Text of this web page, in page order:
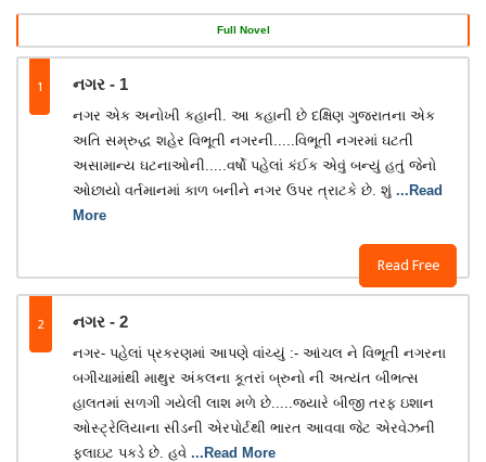
Full Novel
1 નગર - 1
Read Free
નગર એક અનોખી કહાની. આ કહાની છે દક્ષિણ ગુજરાતના એક
અતિ સમ્રુદ્ધ શહેર વિભૂતી નગરની.....વિભૂતી નગરમાં ઘટતી
અસામાન્ય ઘટનાઓની.....વર્ષો પહેલાં કંઈક એવું બન્યું હતું જેનો
ઓછાયો વર્તમાનમાં કાળ બનીને નગર ઉપર ત્રાટકે છે. શું ...Read
More
2 નગર - 2
નગર- પહેલાં પ્રકરણમાં આપણે વાંચ્યું :- આંચલ ને વિભૂતી નગરના
બગીચામાંથી માથુર અંકલના કૂતરાં બ્રુનો ની અત્યંત બીભત્સ
હાલતમાં સળગી ગયેલી લાશ મળે છે.....જ્યારે બીજી તરફ ઇશાન
ઓસ્ટ્રેલિયાના સીડની એરપોર્ટથી ભારત આવવા જેટ એરવેઝની
ફ્લાઇટ પકડે છે. હવે ...Read More